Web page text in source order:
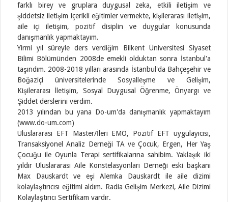
farklı birey ve gruplara duygusal zeka, etkili iletişim ve
şiddetsiz iletişim içerikli eğitimler vermekte, kişilerarası iletişim,
aile içi iletişim, pozitif disiplin ve duygular konusunda
danışmanlık yapmaktayım.
Yirmi yıl süreyle ders verdiğim Bilkent Üniversitesi Siyaset
Bilimi Bölümünden 2008de emekli olduktan sonra İstanbul'a
taşındım. 2008-2018 yılları arasında İstanbul'da Bahçeşehir ve
Boğaziçi üniversitelerinde Sosyalleşme ve Gelişim,
Kişilerarası İletişim, Sosyal Duygusal Öğrenme, Önyargı ve
Şiddet derslerini verdim.
2013 yılından bu yana Do-um'da danışmanlık yapmaktayım
(www.do-um.com)
Uluslararası EFT Master/İleri EMO, Pozitif EFT uygulayıcısı,
Transaksiyonel Analiz Derneği TA ve Çocuk, Ergen, Her Yaş
Çocuğu ile Oyunla Terapi sertifikalarına sahibim. Yaklaşık iki
yıldır Uluslararası Aile Konstelasyonları Derneği eski başkanı
Max Dauskardt ve eşi Alemka Dauskardt ile aile dizimi
kolaylaştırıcısı eğitimi aldım. Radia Gelişim Merkezi, Aile Dizimi
Kolaylaştırıcı Sertifikam vardır.